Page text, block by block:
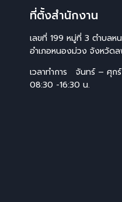
ที่ตั้งสำนักงาน
เลขที่ 199 หมู่ที่ 3 ตำบลห
อำเภอหนองม่วง จังหวัดล
เวลาทำการ จันทร์ – ศุกร์
08:30 -16:30 น.